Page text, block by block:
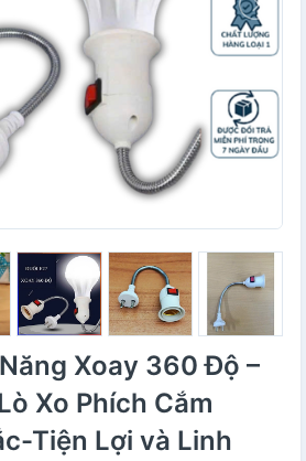
Xoay 360 Độ –
Xo Phích Cắm
Tiện Lợi và Linh